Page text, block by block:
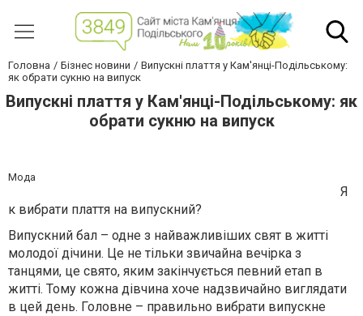
Головна Бізнес новини
Випускні плаття у Кам'янці-Подільському:
як обрати сукню на випуск
Випускні плаття у Кам'янці-Подільському: як
обрати сукню на випуск
Мода
Я
к вибрати плаття на випускний?
Випускний бал – одне з найважливіших свят в житті
молодої дічини. Це не тільки звичайна вечірка з
танцями, це свято, яким закінчується певний етап в
житті. Тому кожна дівчина хоче надзвичайно виглядати
в цей день. Головне – правильно вибрати випускне